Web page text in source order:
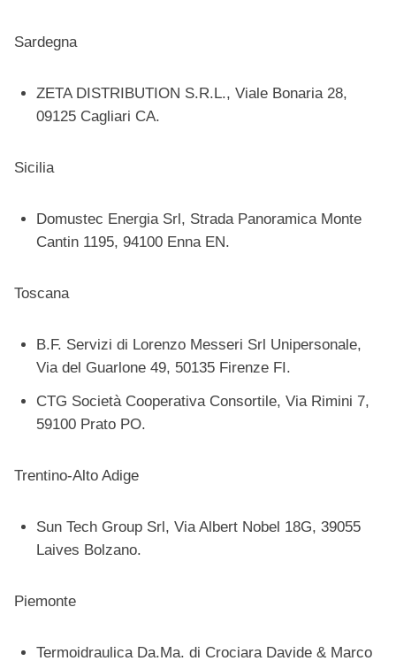
Sardegna
ZETA DISTRIBUTION S.R.L., Viale Bonaria 28,
09125 Cagliari CA.
Sicilia
Domustec Energia Srl, Strada Panoramica Monte
Cantin 1195, 94100 Enna EN.
Toscana
B.F. Servizi di Lorenzo Messeri Srl Unipersonale,
Via del Guarlone 49, 50135 Firenze FI.
CTG Società Cooperativa Consortile, Via Rimini 7,
59100 Prato PO.
Trentino-Alto Adige
Sun Tech Group Srl, Via Albert Nobel 18G, 39055
Laives Bolzano.
Piemonte
Termoidraulica Da.Ma. di Crociara Davide & Marco